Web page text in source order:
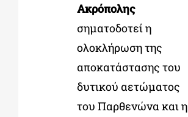
Ακρόπολης
σηματοδοτεί η
ολοκλήρωση της
αποκατάστασης του
δυτικού αετώματος
του Παρθενώνα και η